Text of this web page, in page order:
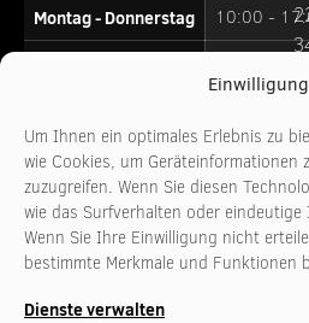
Um Ihnen ein optimales Erlebnis zu
wie Cookies, um Geräteinformationen
zuzugreifen. Wenn Sie diesen
wie das Surfverhalten oder
Wenn Sie Ihre Einwilligung nicht
bestimmte Merkmale und Funktionen
Dienste verwalten
Montag - Donnerstag
10:00 -